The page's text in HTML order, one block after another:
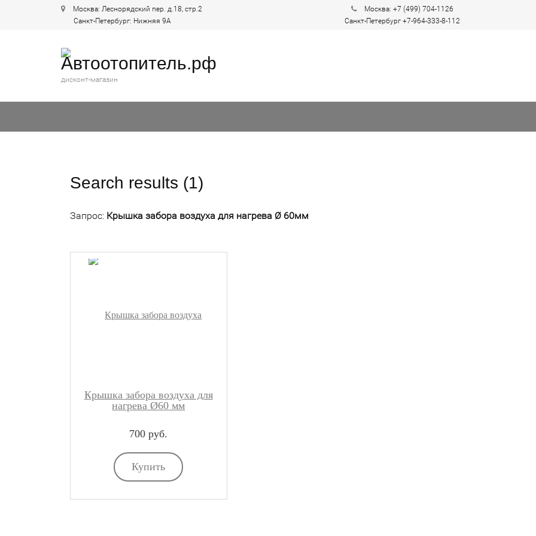
Москва: Леснорядский пер. д.18, стр.2
Санкт-Петербург: Нижняя 9А
Москва: +7 (499) 704-1126
Санкт-Петербург +7-964-333-8-112
дисконт-магазин
Search results (1)
Запрос: Крышка забора воздуха для нагрева Ø 60мм
Крышка забора воздуха для
нагрева Ø60 мм
700 руб.
Купить